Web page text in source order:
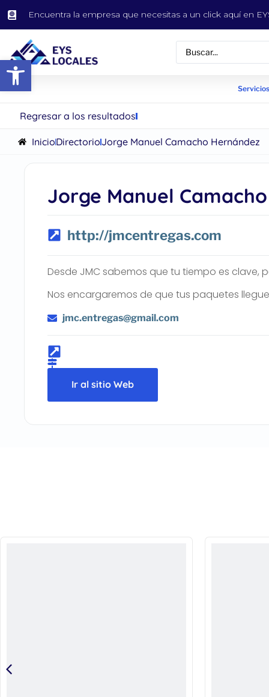
Abrir barra de herramientas
Encuentra la empresa que necesitas a un click aquí en
Regresar a los resultados
InicioDirectorioJorge Manuel Camacho Hernández
Jorge Manuel
http://jmcentregas.com
Desde JMC sabemos que tu tiempo es clave,
Nos encargaremos de que tus paquetes
jmc.entregas@gmail.com
Ir al sitio Web